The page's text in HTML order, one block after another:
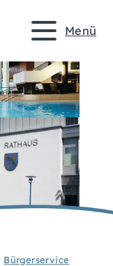
Menü
Bürgerservice